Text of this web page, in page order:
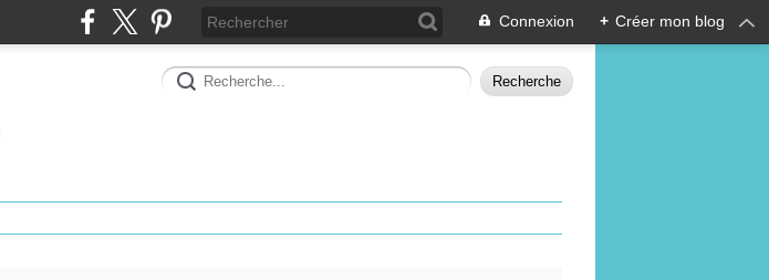
Connexion + Créer mon blog